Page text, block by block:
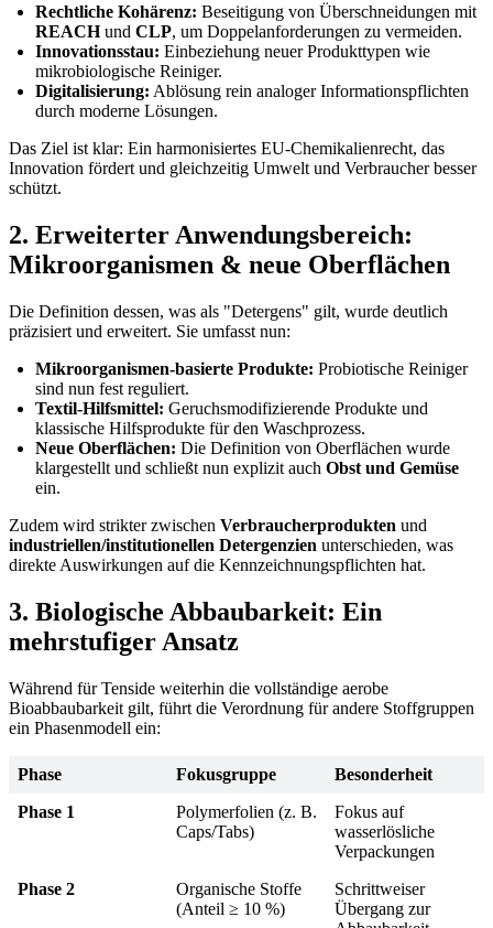
Rechtliche Kohärenz: Beseitigung von Überschneidungen mit
REACHund CLP, um Doppelanforderungen zu vermeiden.
Innovationsstau: Einbeziehung neuer Produkttypen wie
mikrobiologische Reiniger.
Digitalisierung: Ablösung rein analoger Informationspflichten
durch moderne Lösungen.
Das Ziel ist klar: Ein harmonisiertes EU-Chemikalienrecht, das
Innovation fördert und gleichzeitig Umwelt und Verbraucher besser
schützt.
2. Erweiterter Anwendungsbereich:
Mikroorganismen & neue Oberflächen
Die Definition dessen, was als "Detergens" gilt, wurde deutlich
präzisiert und erweitert. Sie umfasst nun:
Mikroorganismen-basierte Produkte: Probiotische Reiniger
sind nun fest reguliert.
Textil-Hilfsmittel: Geruchsmodifizierende Produkte und
klassische Hilfsprodukte für den Waschprozess.
Neue Oberflächen: Die Definition von Oberflächen wurde
klargestellt und schließt nun explizit auch Obst und Gemüse
ein.
Zudem wird strikter zwischen Verbraucherprodukten und
industriellen/institutionellen Detergenzien unterschieden, was
direkte Auswirkungen auf die Kennzeichnungspflichten hat.
3. Biologische Abbaubarkeit: Ein
mehrstufiger Ansatz
Während für Tenside weiterhin die vollständige aerobe
Bioabbaubarkeit gilt, führt die Verordnung für andere Stoffgruppen
ein Phasenmodell ein:
Phase Fokusgruppe
Besonderheit
Phase 1
Polymerfolien (z. B.
Caps/Tabs)
Fokus auf
wasserlösliche
Verpackungen
Phase 2
Organische Stoffe
(Anteil ≥ 10 %)
Schrittweiser
Übergang zur